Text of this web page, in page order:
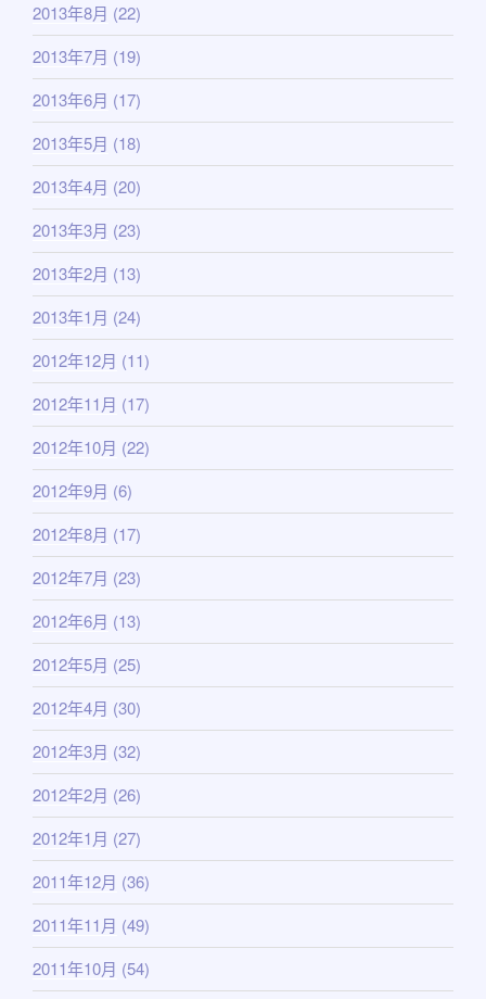
2013年8月 (22)
2013年7月 (19)
2013年6月 (17)
2013年5月 (18)
2013年4月 (20)
2013年3月 (23)
2013年2月 (13)
2013年1月 (24)
2012年12月 (11)
2012年11月 (17)
2012年10月 (22)
2012年9月 (6)
2012年8月 (17)
2012年7月 (23)
2012年6月 (13)
2012年5月 (25)
2012年4月 (30)
2012年3月 (32)
2012年2月 (26)
2012年1月 (27)
2011年12月 (36)
2011年11月 (49)
2011年10月 (54)